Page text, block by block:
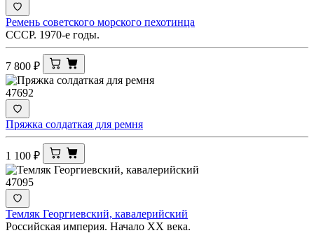
Ремень советского морского пехотинца
СССР. 1970-е годы.
7 800 ₽
47692
Пряжка солдаткая для ремня
1 100 ₽
47095
Темляк Георгиевский, кавалерийский
Российская империя. Начало ХХ века.